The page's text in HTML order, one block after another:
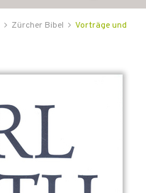
Zürcher Bibel
Vorträge und